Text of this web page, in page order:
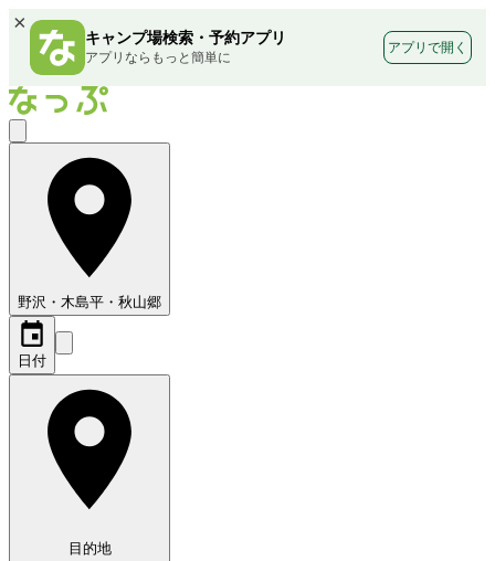
×
キャンプ場検索・予約アプリ
アプリならもっと簡単に
アプリで開く
野沢・木島平・秋山郷
日付
目的地